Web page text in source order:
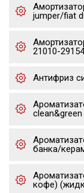
jumper/fiat
21010-
Антифриз
банка/
кофе)